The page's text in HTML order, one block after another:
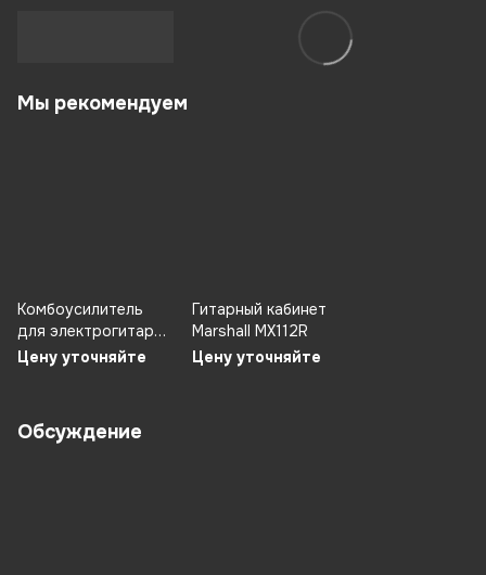
Мы рекомендуем
Комбоусилитель
для электрогитар
Marshall MG10G
Цену уточняйте
Гитарный кабинет
Marshall MX112R
Цену уточняйте
Обсуждение